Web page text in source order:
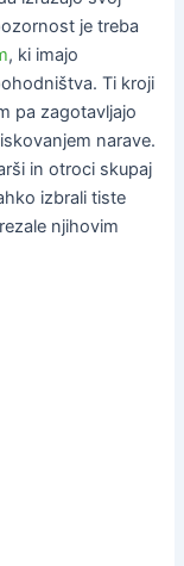
je treba
, ki imajo
Ti kroji
pa zagotavljajo
narave.
in otroci skupaj
izbrali tiste
njihovim